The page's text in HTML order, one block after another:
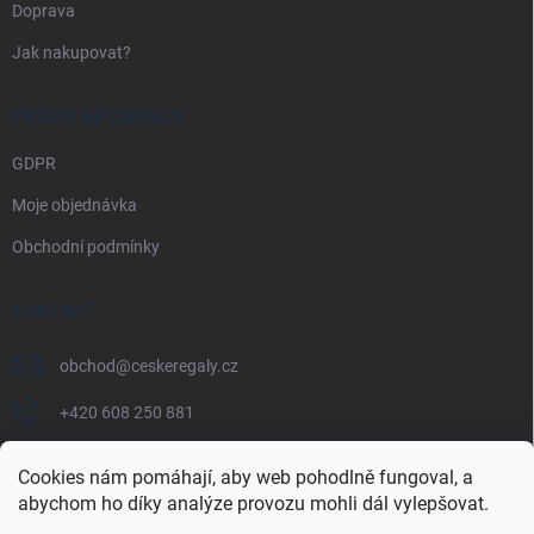
Cookies nám pomáhají, aby web pohodlně fungoval, a
abychom ho díky analýze provozu mohli dál vylepšovat.
Doprava
Jak nakupovat?
PRÁVNÍ INFORMACE
GDPR
Moje objednávka
Obchodní podmínky
KONTAKT
obchod@ceskeregaly.cz
+420 608 250 881